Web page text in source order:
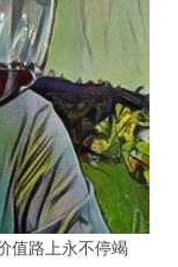
值路上永不停竭